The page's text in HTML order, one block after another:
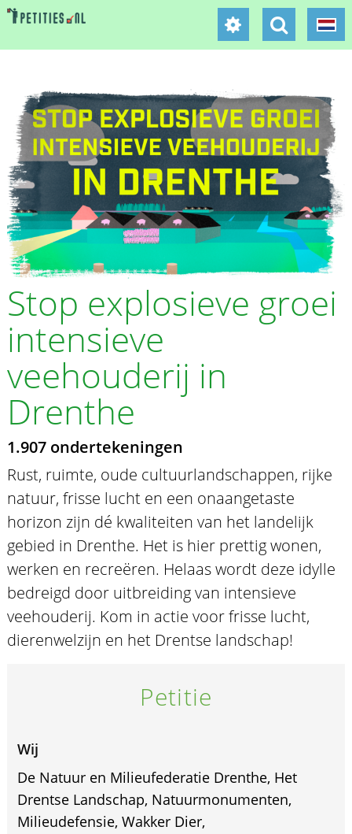
Stop explosieve groei
intensieve
veehouderij in
Drenthe
1.907 ondertekeningen
Rust, ruimte, oude cultuurlandschappen, rijke
natuur, frisse lucht en een onaangetaste
horizon zijn dé kwaliteiten van het landelijk
gebied in Drenthe. Het is hier prettig wonen,
werken en recreëren. Helaas wordt deze idylle
bedreigd door uitbreiding van intensieve
veehouderij. Kom in actie voor frisse lucht,
dierenwelzijn en het Drentse landschap!
Petitie
Wij
De Natuur en Milieufederatie Drenthe, Het
Drentse Landschap, Natuurmonumenten,
Milieudefensie, Wakker Dier,